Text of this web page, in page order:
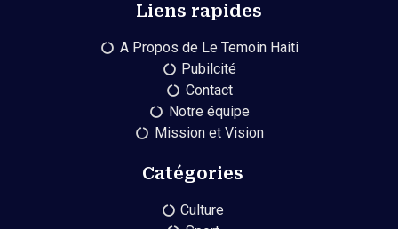
Liens rapides
A Propos de Le Temoin Haiti
Pubilcité
Contact
Notre équipe
Mission et Vision
Catégories
Culture